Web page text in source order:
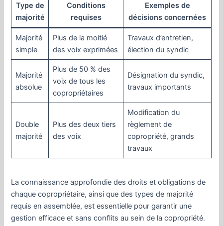
Type de
majorité
Conditions
requises
Exemples de
décisions concernées
Majorité
simple
Plus de la moitié
des voix exprimées
Travaux d’entretien,
élection du syndic
Majorité
absolue
Plus de 50 % des
voix de tous les
copropriétaires
Désignation du syndic,
travaux importants
Double
majorité
Plus des deux tiers
des voix
Modification du
règlement de
copropriété, grands
travaux
La connaissance approfondie des droits et obligations de
chaque copropriétaire, ainsi que des types de majorité
requis en assemblée, est essentielle pour garantir une
gestion efficace et sans conflits au sein de la copropriété.